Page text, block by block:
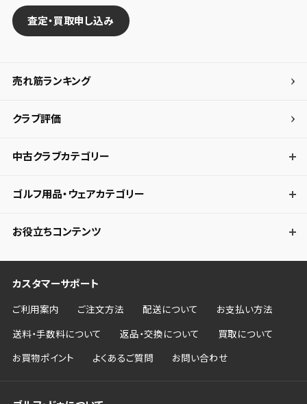
保存された検索条件は変更できません。
条件を変更したい場合は、マイページの「保存検索条
件一覧」から画面を表示し、条件を変更の上、保存し直
査定・買取申し込み
売れ筋ランキング
クラブ評価
中古クラブカテゴリー
ゴルフ用品・ウェアカテゴリー
お役立ちコンテンツ
カスタマーサポート
ご利用案内 ご注文方法 配送について お支払い方法
送料・手数料について 返品・交換について 買取について
お買物ポイント よくあるご質問 お問い合わせ